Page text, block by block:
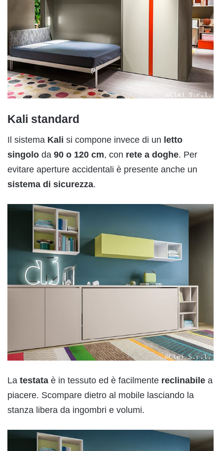
Kali standard
Il sistema Kali si compone invece di un letto
singolo da 90 o 120 cm, con rete a doghe. Per
evitare aperture accidentali è presente anche un
sistema di sicurezza.
La testata è in tessuto ed è facilmente reclinabile a
piacere. Scompare dietro al mobile lasciando la
stanza libera da ingombri e volumi.